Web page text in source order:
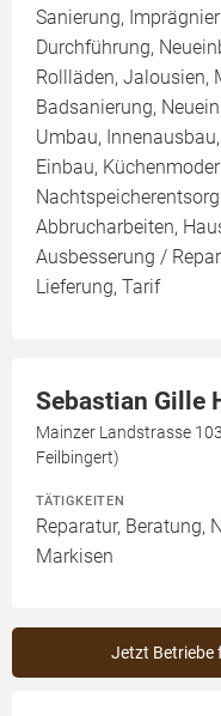
Sanierung,
Durchführung,
Rollläden, Jalousien,
Badsanierung,
Umbau,
Einbau,
Abbrucharbeiten,
Ausbesserung /
Lieferung, Tarif
Sebastian Gille
Mainzer Landstrasse
Feilbingert)
TÄTIGKEITEN
Reparatur, Beratung,
Markisen
Jetzt Betriebe